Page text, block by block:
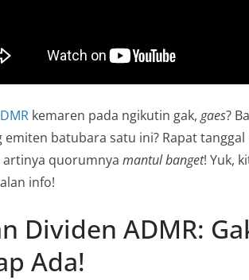
kemaren pada ngikutin gak, gaes?
emiten batubara satu ini? Rapat
artinya quorumnya mantul banget! Yuk,
info!
Dividen ADMR:
Ada!